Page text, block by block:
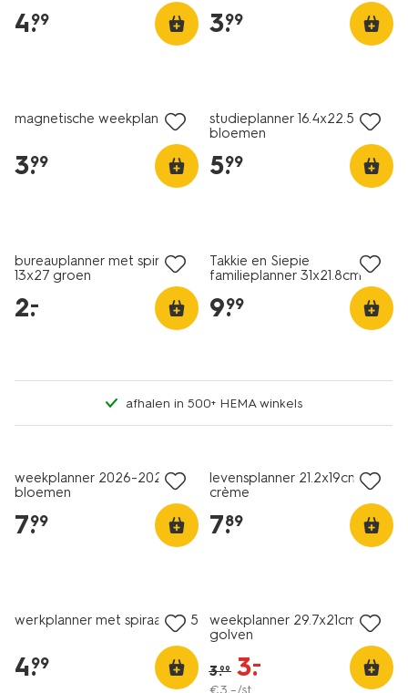
4.
99 3.
99
magnetische weekplanner
3.
99
studieplanner 16.4x22.5cm
bloemen
5.
99
bureauplanner met spiraal
13x27 groen
2.
–
Takkie en Siepie
familieplanner 31x21.8cm
9.
99
afhalen in 500+ HEMA winkels
weekplanner 2026-2027 A4
bloemen
7.
99
levensplanner 21.2x19cm
crème
7.
89
werkplanner met spiraal 21x15
4.
99
weekplanner 29.7x21cm
golven
3.99 3.
–
€3.–/st.